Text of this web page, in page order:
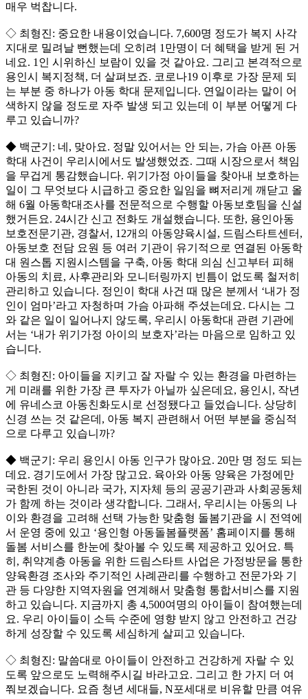
매우 벅찹니다.
◇ 최형진: 중요한 내용이었습니다. 7,600명 정도가 복지 사각
지대로 밀려날 뻔했는데 오히려 1만명이 더 혜택을 받게 된 거
네요. 1인 시위하신 보람이 있을 것 같아요. 그리고 본격적으로
용인시 복지정책, 더 살펴보죠. 코로나19 이후로 가장 문제 되
는 부분 중 하나가 아동 학대 문제입니다. 연일이라는 말이 어
색하지 않을 정도로 자주 발생 되고 있는데 이 부분 어떻게 다
루고 있습니까?
◆ 백군기: 네, 맞아요. 정말 있어서는 안 되는, 가슴 아픈 아동
학대 사건이 우리시에서도 발생했었죠. 그때 시장으로서 책임
을 무겁게 통감했습니다. 위기가정 아이들을 찾아내 보호하는
일이 그 무엇보다 시급하고 중요한 일임을 뼈저리게 깨닫고 올
해 6월 아동학대조사를 전문적으로 수행할 아동보호팀을 신설
했거든요. 24시간 신고 전화도 개설했습니다. 또한, 용인아동
보호전문기관, 경찰서, 12개의 아동양육시설, 드림스타트센터,
아동보호 전담 요원 등 여러 기관이 유기적으로 연결된 아동학
대 원스톱 지원시스템을 구축, 아동 학대 의심 신고부터 피해
아동의 치료, 사후관리와 모니터링까지 빈틈이 없도록 철저히
관리하고 있습니다. 정인이 학대 사건 때 많은 분께서 ‘내가 정
인이 엄마’라고 자청하며 가슴 아파해 주셨는데요. 다시는 그
와 같은 일이 일어나지 않도록, 우리시 아동학대 관련 기관에
서는 ‘내가 위기가정 아이의 보호자’라는 마음으로 임하고 있
습니다.
◇ 최형진: 아이들을 지키고 잘 자랄 수 있는 환경을 마련하는
게 미래를 위한 가장 큰 투자가 아닐까 싶은데요, 용인시, 작년
에 유네스코 아동친화도시로 선정됐다고 들었습니다. 상당히
신경 쓰는 것 같은데, 아동 복지 관련해서 어떤 부분을 중심적
으로 다루고 있습니까?
◆ 백군기: 우리 용인시 아동 인구가 많아요. 20만 명 정도 되는
데요. 경기도에서 가장 많고요. 육아와 아동 양육은 가정에만
국한된 것이 아니라 국가, 지자체 등의 공공기관과 사회공동체
가 함께 하는 것이라 생각합니다. 그래서, 우리시는 아동의 나
이와 환경을 고려해 선택 가능한 맞춤형 돌봄기관을 시 전역에
서 운영 중에 있고 ‘용인형 아동돌봄플랫폼’ 홈페이지를 통해
돌봄 서비스를 한눈에 찾아볼 수 있도록 제공하고 있어요. 특
히, 취약계층 아동을 위한 드림스타트 사업은 가정방문을 통한
양육환경 조사와 주기적인 사례관리를 수행하고 전문가와 기
관 등 다양한 지역자원을 연계해서 맞춤형 통합서비스를 지원
하고 있습니다. 지금까지 총 4,500여명의 아이들이 참여했는데
요. 우리 아이들이 소득 수준에 영향 받지 않고 안전하고 건강
하게 성장할 수 있도록 세심하게 살피고 있습니다.
◇ 최형진: 말씀대로 아이들이 안전하고 건강하게 자랄 수 있
도록 앞으로도 노력해주시길 바라고요. 그리고 한 가지 더 여
쭤보겠습니다. 요즘 청년 세대들, N포세대로 비유할 만큼 여유